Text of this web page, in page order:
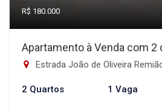
R$ 180.000
Apartamento à Venda com 2
Estrada João de Oliveira Remião, 5400 -
2 Quartos 1 Vaga